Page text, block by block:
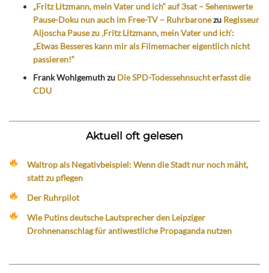
„Fritz Litzmann, mein Vater und ich“ auf 3sat – Sehenswerte
Pause-Doku nun auch im Free-TV – Ruhrbaronezu Regisseur
Aljoscha Pause zu ‚Fritz Litzmann, mein Vater und ich‘:
„Etwas Besseres kann mir als Filmemacher eigentlich nicht
passieren!“
Frank Wohlgemuthzu Die SPD-Todessehnsucht erfasst die
CDU
Aktuell oft gelesen
Waltrop als Negativbeispiel: Wenn die Stadt nur noch mäht,
statt zu pflegen
Der Ruhrpilot
Wie Putins deutsche Lautsprecher den Leipziger
Drohnenanschlag für antiwestliche Propaganda nutzen